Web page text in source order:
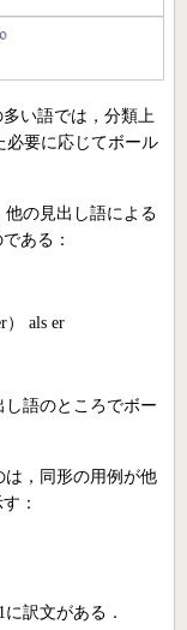
い語では，分類上
必要に応じてボール
の見出し語による
ある：
） als er
語のところでボー
，同形の用例が他
：
訳文がある．